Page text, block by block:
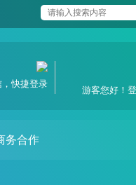
游客您好！
，快捷登录
务合作